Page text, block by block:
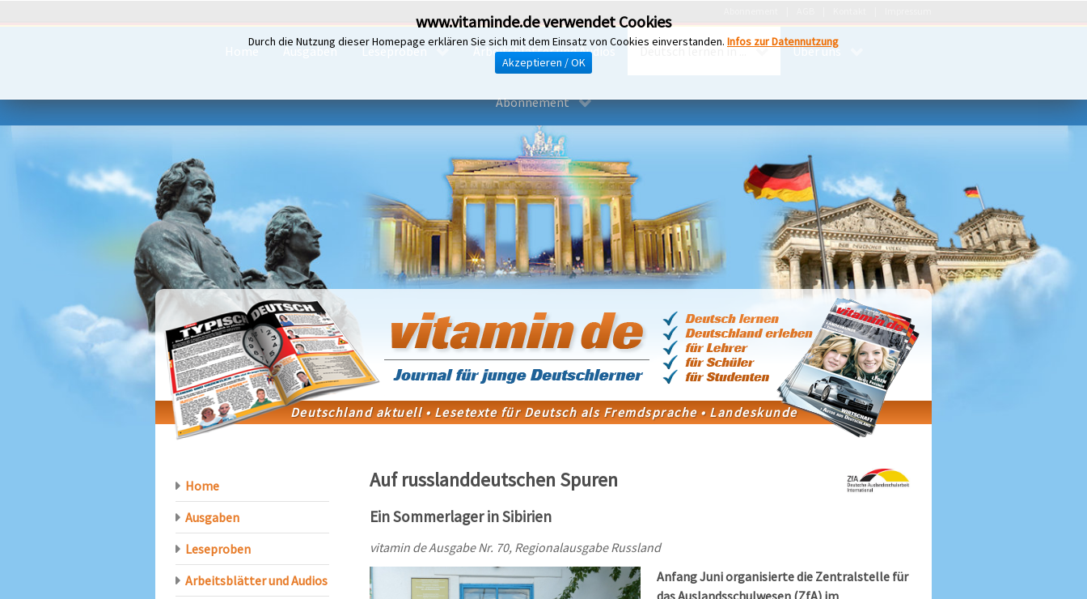
Ausgaben Leseproben Arbeitsblätter und Audios Deutsch lernen in ... Über uns
Abonnement
Home
Ausgaben
Leseproben
Arbeitsblätter und Audios
Auf russlanddeutschen Spuren
Ein Sommerlager in Sibirien
vitamin de Ausgabe Nr. 70, Regionalausgabe Russland
Anfang Juni organisierte die Zentralstelle für
das Auslandsschulwesen (ZfA) im
www.vitaminde.de verwendet Cookies
Durch die Nutzung dieser Homepage erklären Sie sich mit dem Einsatz von Cookies einverstanden. Infos zur Datennutzung
Akzeptieren / OK